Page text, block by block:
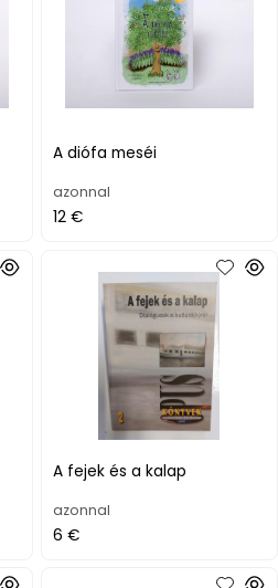
A diófa meséi
azonnal
12 €
A fejek és a kalap
azonnal
6 €